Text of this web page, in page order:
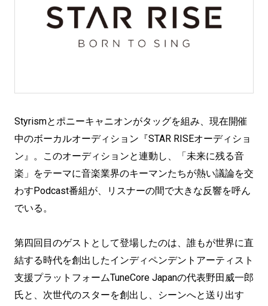
Styrismとポニーキャニオンがタッグを組み、現在開催
中のボーカルオーディション『STAR RISEオーディショ
ン』。このオーディションと連動し、「未来に残る音
楽」をテーマに音楽業界のキーマンたちが熱い議論を交
わすPodcast番組が、リスナーの間で大きな反響を呼ん
でいる。
第四回目のゲストとして登場したのは、誰もが世界に直
結する時代を創出したインディペンデントアーティスト
支援プラットフォームTuneCore Japanの代表野田威一郎
氏と、次世代のスターを創出し、シーンへと送り出す